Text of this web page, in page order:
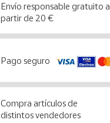
Envío responsable gratuito a
partir de 20 €
Pago seguro
Compra artículos de
distintos vendedores